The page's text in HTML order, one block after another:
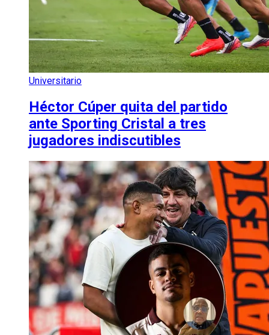
Universitario
Héctor Cúper quita del partido
ante Sporting Cristal a tres
jugadores indiscutibles